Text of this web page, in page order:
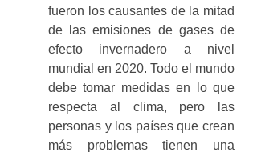
fueron los causantes de la mitad
de las emisiones de gases de
efecto invernadero a nivel
mundial en 2020. Todo el mundo
debe tomar medidas en lo que
respecta al clima, pero las
personas y los países que crean
más problemas tienen una